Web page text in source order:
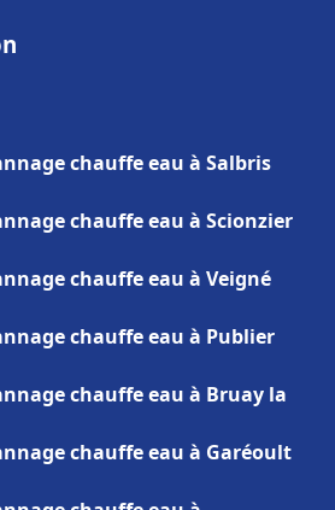
chauffe eau à Salbris
chauffe eau à Scionzier
chauffe eau à Veigné
chauffe eau à Publier
chauffe eau à Bruay la
chauffe eau à Garéoult